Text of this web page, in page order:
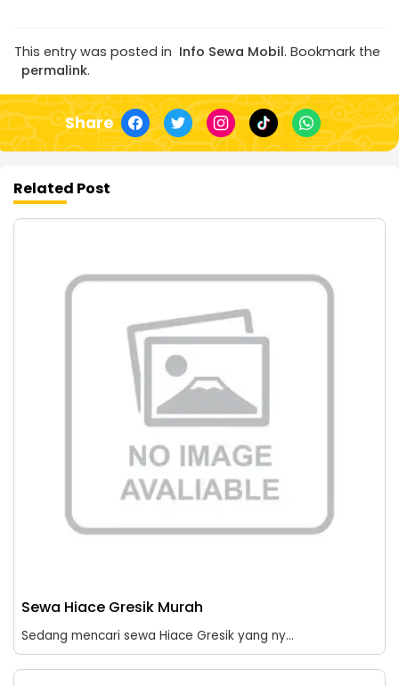
This entry was posted in Info Sewa Mobil. Bookmark the
permalink.
Share
Related Post
Sewa Hiace Gresik Murah
Sedang mencari sewa Hiace Gresik yang ny...